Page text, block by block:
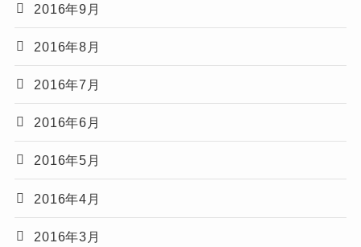
2016年9月
2016年8月
2016年7月
2016年6月
2016年5月
2016年4月
2016年3月